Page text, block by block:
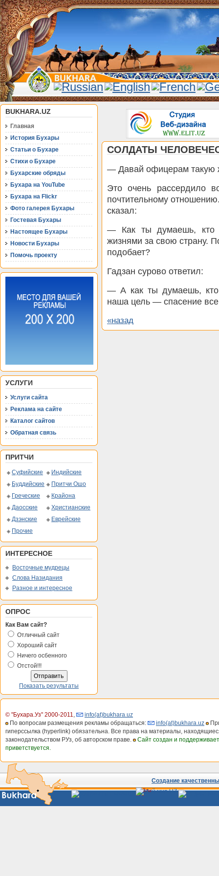
BUKHARA.UZ
Главная
История Бухары
Статьи о Бухаре
Стихи о Бухаре
Бухарские обряды
Бухара на YouTube
Бухара на Flickr
Фото галерея Бухары
Гостевая Бухары
Настоящее Бухары
Новости Бухары
Помочь проекту
УСЛУГИ
Услуги сайта
Реклама на сайте
Каталог сайтов
Обратная связь
ПРИТЧИ
Суфийские
Индийские
Буддийские
Притчи Ошо
Греческие
Крайона
Даосские
Христианские
Дзэнские
Еврейские
Прочие
ИНТЕРЕСНОЕ
Восточные мудрецы
Слова Назидания
Разное и интересное
ОПРОС
Как Вам сайт?
Отличный сайт
Хороший сайт
Ничего осбенного
Отстой!!!
Показать результаты
СОЛДАТЫ
— Давай офицерам такую
Это очень рассердило
почтительному
сказал:
— Как ты думаешь,
жизнями за свою страну.
подобает?
Гадзан сурово ответил:
— А как ты думаешь,
наша цель — спасение
«назад
© "Бухара.Уз" 2000-2011,
info(at)bukhara.uz
По вопросам размещения рекламы обращаться:
info(at)bukhara.uz
гиперссылка (hyperlink) обязательна. Все права на материалы,
законодательством РУз, об авторском праве.
Сайт создан и
приветствуется.
Создание
Сайты
Узбекистана